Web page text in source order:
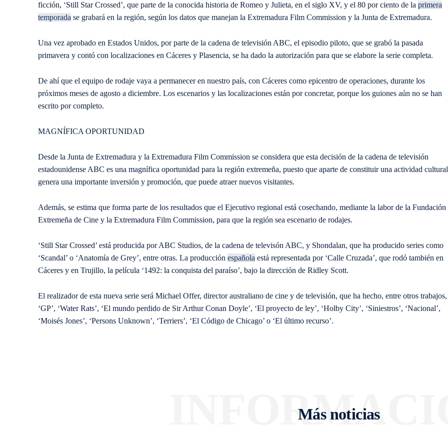
ficción, ‘Still Star Crossed’, que parte de la conocida historia de Romeo y Julieta, en el siglo XV, y el 80 por ciento de la primera
temporada se grabará en la región, según los datos que manejan la Extremadura Film Commission y la Junta de Extremadura.
Una vez aprobado en Estados Unidos, por parte de la cadena de televisión ABC, el episodio piloto, que se grabó la pasada
primavera y contó con localizaciones en Cáceres y Plasencia, se ha dado la autorización para que se elabore la serie completa.
De ahí que el equipo de rodaje vaya a permanecer en nuestro país, con Cáceres como epicentro de operaciones, durante los
próximos meses de agosto a diciembre. Los escenarios y las localizaciones están por concretar, porque los guiones aún no se han
escrito por completo.
MAGNÍFICA OPORTUNIDAD
Desde la Junta de Extremadura y la Extremadura Film Commission se considera que esta decisión de la cadena de televisión
estadounidense ABC es una magnífica oportunidad para la región extremeña, puesto que aparte de constituir una actividad
genera una importante inversión y promoción, que puede atraer nuevos visitantes.
Además, se estima que forma parte de los resultados que el Ejecutivo regional está cosechando, mediante la labor de la Fundación
Extremeña de Cine y la Extremadura Film Commission, para que la región sea escenario de rodajes.
‘Still Star Crossed’ está producida por ABC Studios, de la cadena de televisón ABC, y Shondalan, que ha producido series como
‘Scandal’ o ‘Anatomía de Grey’, entre otras. La producción española está representada por ‘Calle Cruzada’, que rodó también en
Cáceres y en Trujillo, la película ‘1492: la conquista del paraíso’, bajo la dirección de Ridley Scott.
El realizador de esta nueva serie será Michael Offer, director australiano de cine y de televisión, que ha hecho, entre otros trabajos,
‘GP’, ‘Water Rats’, ‘El mundo perdido de Sir Arthur Conan Doyle’, ‘El proyecto de ley’, ‘Holby City’, ‘Siniestros’, ‘Nacional’,
‘Moisés Jones’, ‘Persons Unknown’, ‘Terriers’, ‘El Código de Chicago’ o ‘El último recurso’.
Más noticias